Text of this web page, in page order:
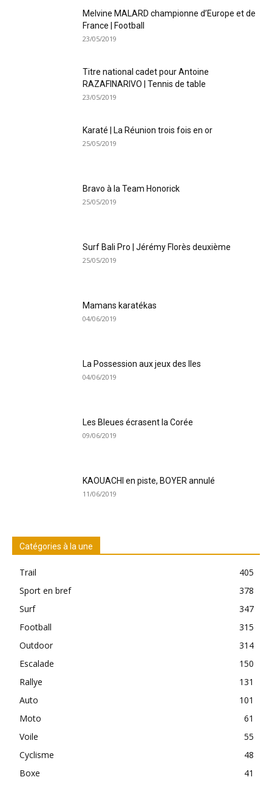
Melvine MALARD championne d’Europe et de
France | Football
23/05/2019
Titre national cadet pour Antoine
RAZAFINARIVO | Tennis de table
23/05/2019
Karaté | La Réunion trois fois en or
25/05/2019
Bravo à la Team Honorick
25/05/2019
Surf Bali Pro | Jérémy Florès deuxième
25/05/2019
Mamans karatékas
04/06/2019
La Possession aux jeux des Iles
04/06/2019
Les Bleues écrasent la Corée
09/06/2019
KAOUACHI en piste, BOYER annulé
11/06/2019
Catégories à la une
Trail
405
Sport en bref
378
Surf
347
Football
315
Outdoor
314
Escalade
150
Rallye
131
Auto
101
Moto
61
Voile
55
Cyclisme
48
Boxe
41